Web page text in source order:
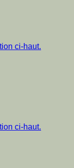
ci-haut.
ci-haut.